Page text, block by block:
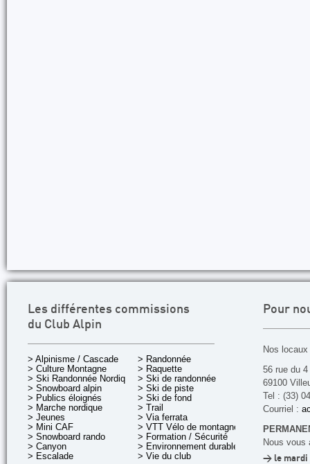
Les différentes commissions
du Club Alpin
> Alpinisme / Cascade
> Culture Montagne
> Ski Randonnée Nordique
> Snowboard alpin
> Publics éloignés
> Marche nordique
> Jeunes
> Mini CAF
> Snowboard rando
> Canyon
> Escalade
> Randonnée
> Raquette
> Ski de randonnée
> Ski de piste
> Ski de fond
> Trail
> Via ferrata
> VTT Vélo de montagne
> Formation / Sécurité
> Environnement durable
> Vie du club
Pour
Nos
56 rue du
69100
Tel : (33)
Courriel :
Nous vous
> le mardi